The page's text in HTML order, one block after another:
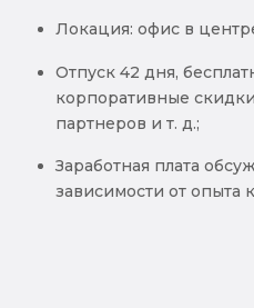
Локация: офис в
Отпуск 42 дня,
корпоративные
партнеров и т. д.;
Заработная плата
зависимости от опыта